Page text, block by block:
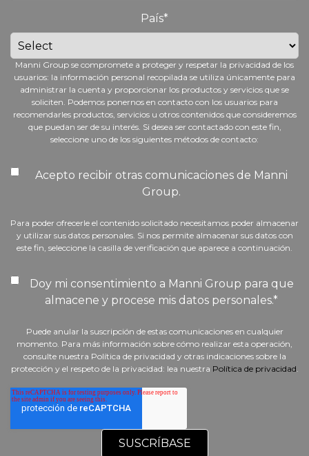
País*
Manni Group se compromete a proteger y respetar la privacidad de los
usuarios: la información personal recopilada se utiliza únicamente para
administrar la cuenta y proporcionar los productos y servicios que se
soliciten. Podemos ponernos en contacto con los usuarios para
recomendarles productos, servicios u otros contenidos que consideremos
que puedan ser de su interés. Si desea ser contactado con este fin,
seleccione uno de los siguientes métodos de contacto:
Acepto recibir otras comunicaciones de Manni
Group.
Para poder ofrecerle el contenido solicitado necesitamos poder almacenar
y utilizar sus datos personales. Si nos permite almacenar sus datos con
este fin, seleccione la casilla de verificación que aparece a continuación.
Doy mi consentimiento a Manni Group para que
almacene y procese mis datos personales.*
Puede anular la suscripción de estas comunicaciones en cualquier
momento. Para más información sobre cómo realizar esta operación,
consulte nuestra Política de privacidad y otras indicaciones sobre la
protección y el respeto de la privacidad: lea nuestra Política de privacidad.